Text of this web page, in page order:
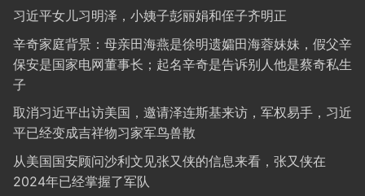
习近平女儿习明泽，小姨子彭丽娟和侄子齐明正
辛奇家庭背景：母亲田海燕是徐明遗孀田海蓉妹妹，假父辛
保安是国家电网董事长；起名辛奇是告诉别人他是蔡奇私生
子
取消习近平出访美国，邀请泽连斯基来访，军权易手，习近
平已经变成吉祥物习家军鸟兽散
从美国国安顾问沙利文见张又侠的信息来看，张又侠在
2024年已经掌握了军队